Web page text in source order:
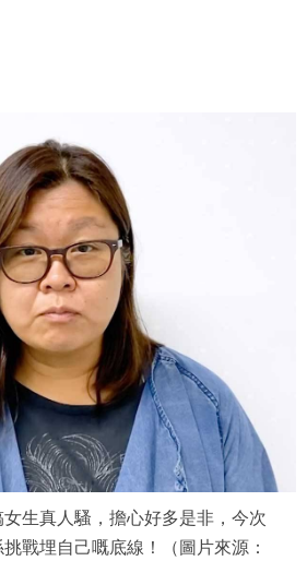
生真人騷，擔心好多是非，今次
挑戰埋自己嘅底線！（圖片來源：